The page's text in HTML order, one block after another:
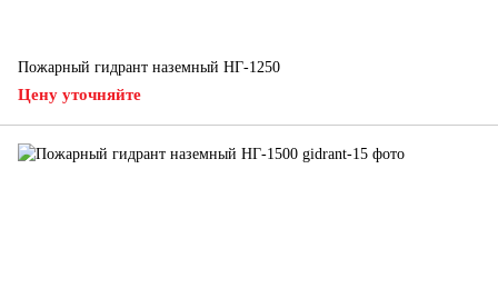
Пожарный гидрант наземный НГ-1250
Цену уточняйте